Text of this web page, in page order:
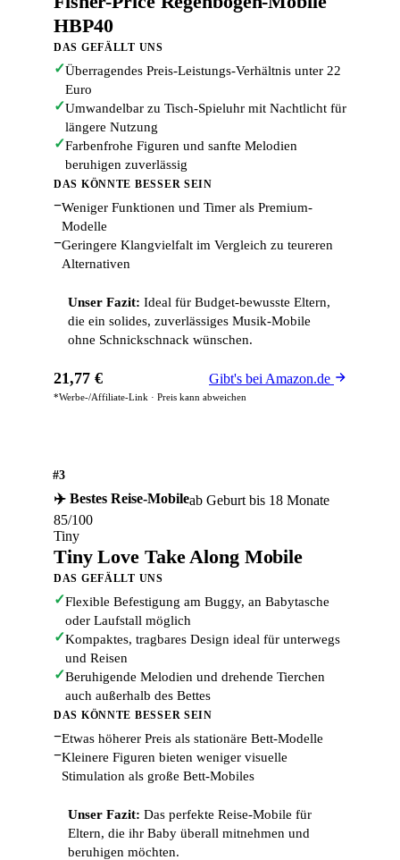
HBP40
DAS GEFÄLLT UNS
✓Überragendes Preis-Leistungs-Verhältnis unter 22
Euro
✓Umwandelbar zu Tisch-Spieluhr mit Nachtlicht für
längere Nutzung
✓Farbenfrohe Figuren und sanfte Melodien
beruhigen zuverlässig
DAS KÖNNTE BESSER SEIN
−Weniger Funktionen und Timer als Premium-
Modelle
−Geringere Klangvielfalt im Vergleich zu teureren
Alternativen
Unser Fazit: Ideal für Budget-bewusste Eltern,
die ein solides, zuverlässiges Musik-Mobile
ohne Schnickschnack wünschen.
21,77 € Gibt's bei Amazon.de
*Werbe-/Affiliate-Link · Preis kann abweichen
#3
✈️ Bestes Reise-Mobileab Geburt bis 18 Monate
85/100
Tiny
Tiny Love Take Along Mobile
DAS GEFÄLLT UNS
✓Flexible Befestigung am Buggy, an Babytasche
oder Laufstall möglich
✓Kompaktes, tragbares Design ideal für unterwegs
und Reisen
✓Beruhigende Melodien und drehende Tierchen
auch außerhalb des Bettes
DAS KÖNNTE BESSER SEIN
−Etwas höherer Preis als stationäre Bett-Modelle
−Kleinere Figuren bieten weniger visuelle
Stimulation als große Bett-Mobiles
Unser Fazit: Das perfekte Reise-Mobile für
Eltern, die ihr Baby überall mitnehmen und
beruhigen möchten.